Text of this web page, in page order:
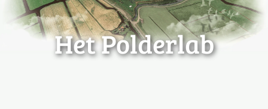
Het Polderlab